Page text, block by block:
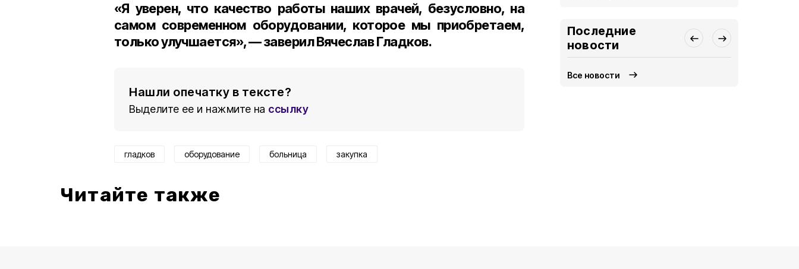
«Я уверен, что качество работы наших врачей, безусловно, на
самом современном оборудовании, которое мы приобретаем,
только улучшается», — заверил Вячеслав Гладков.
Нашли опечатку в тексте?
Выделите ее и нажмите на ссылку
гладков оборудование больница закупка
Читайте также
Последние
новости
Все новости